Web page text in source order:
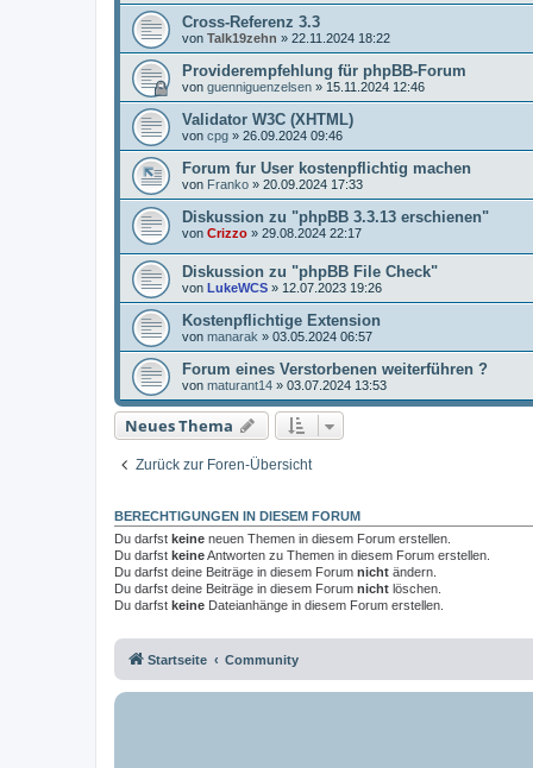
Cross-Referenz 3.3
von Talk19zehn » 22.11.2024 18:22
Providerempfehlung für phpBB-Forum
von guenniguenzelsen » 15.11.2024 12:46
Validator W3C (XHTML)
von cpg » 26.09.2024 09:46
Forum fur User kostenpflichtig machen
von Franko » 20.09.2024 17:33
Diskussion zu "phpBB 3.3.13 erschienen"
von Crizzo » 29.08.2024 22:17
Diskussion zu "phpBB File Check"
von LukeWCS » 12.07.2023 19:26
Kostenpflichtige Extension
von manarak » 03.05.2024 06:57
Forum eines Verstorbenen weiterführen ?
von maturant14 » 03.07.2024 13:53
Neues Thema
Zurück zur Foren-Übersicht
BERECHTIGUNGEN IN DIESEM FORUM
Du darfst keine neuen Themen in diesem Forum erstellen.
Du darfst keineAntworten zu Themen in diesem Forum erstellen.
Du darfst deine Beiträge in diesem Forum nicht ändern.
Du darfst deine Beiträge in diesem Forum nicht löschen.
Du darfst keine Dateianhänge in diesem Forum erstellen.
Startseite Community